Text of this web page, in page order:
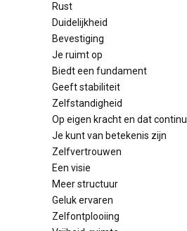
Rust
Duidelijkheid
Bevestiging
Je ruimt op
Biedt een fundament
Geeft stabiliteit
Zelfstandigheid
Op eigen kracht en dat continu
Je kunt van betekenis zijn
Zelfvertrouwen
Een visie
Meer structuur
Geluk ervaren
Zelfontplooiing